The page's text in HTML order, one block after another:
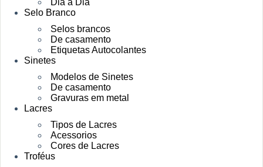
Dia a Dia
Selo Branco
Selos brancos
De casamento
Etiquetas Autocolantes
Sinetes
Modelos de Sinetes
De casamento
Gravuras em metal
Lacres
Tipos de Lacres
Acessorios
Cores de Lacres
Troféus